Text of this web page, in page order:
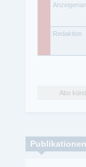
Redaktion
Abo